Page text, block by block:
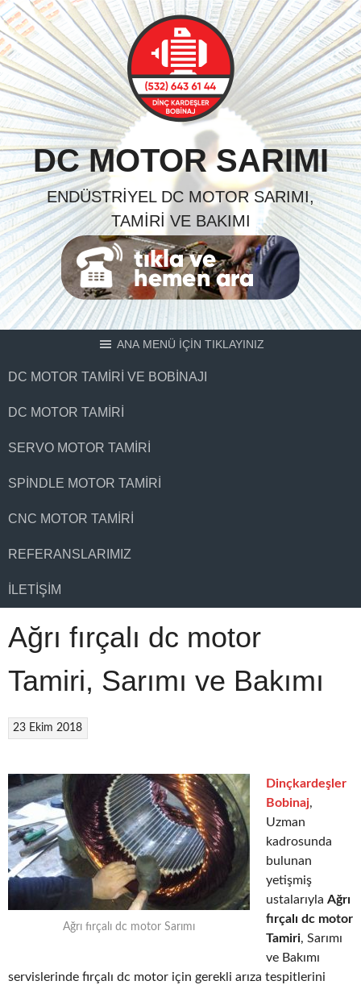
Skip
to
content
DC MOTOR SARIMI
ENDÜSTRIYEL DC MOTOR SARIMI,
TAMIRI VE BAKIMI
ANA MENÜ İÇİN TIKLAYINIZ
DC MOTOR TAMIRI VE BOBINAJI
DC MOTOR TAMIRI
SERVO MOTOR TAMIRI
SPINDLE MOTOR TAMIRI
CNC MOTOR TAMIRI
REFERANSLARIMIZ
İLETIŞIM
Ağrı fırçalı dc motor
Tamiri, Sarımı ve Bakımı
23 Ekim 2018
Ağrı fırçalı dc motor Sarımı
Dinçkardeşler
Bobinaj,
Uzman
kadrosunda
bulunan
yetişmiş
ustalarıyla Ağrı
fırçalı dc motor
Tamiri, Sarımı
ve Bakımı
servislerinde fırçalı dc motor için gerekli arıza tespitlerini